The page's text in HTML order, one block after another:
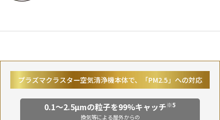
プラズマクラスター空気清浄機本体で、「PM2.5」への対応
0.1～2.5µmの粒子を99%キャッチ※5
換気等による屋外からの